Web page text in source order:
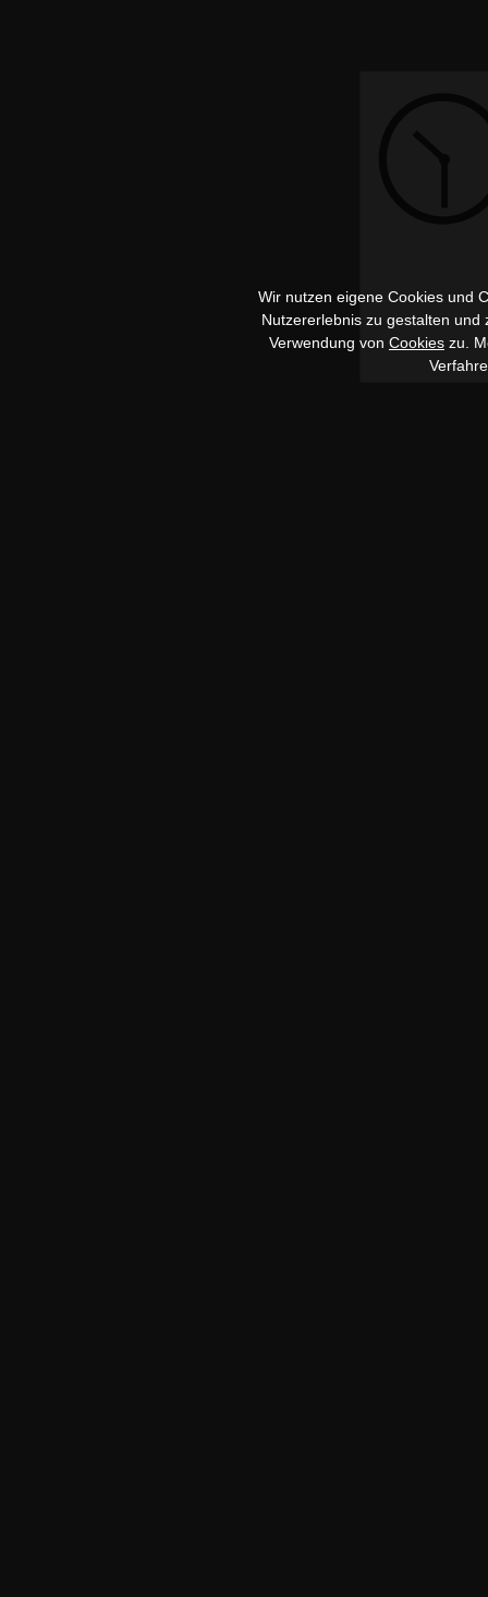
Wir nutzen eigene Cookies und
Nutzererlebnis zu gestalten
Verwendung von Cookies zu.